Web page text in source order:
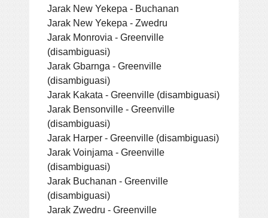
Jarak New Yekepa - Buchanan
Jarak New Yekepa - Zwedru
Jarak Monrovia - Greenville
(disambiguasi)
Jarak Gbarnga - Greenville
(disambiguasi)
Jarak Kakata - Greenville (disambiguasi)
Jarak Bensonville - Greenville
(disambiguasi)
Jarak Harper - Greenville (disambiguasi)
Jarak Voinjama - Greenville
(disambiguasi)
Jarak Buchanan - Greenville
(disambiguasi)
Jarak Zwedru - Greenville